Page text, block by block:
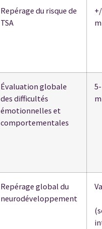
Repérage du risque de
TSA
Évaluation globale
des difficultés
émotionnelles et
comportementales
Repérage global du
neurodéveloppement